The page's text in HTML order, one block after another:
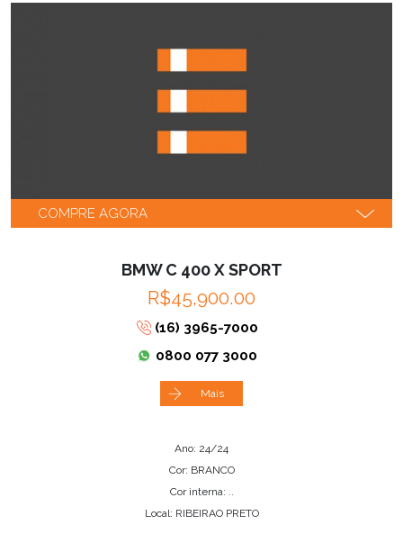
COMPRE AGORA
BMW C 400 X SPORT
R$45,900.00
(16) 3965-7000
0800 077 3000
Mais
Ano: 24/24
Cor: BRANCO
Cor interna: ..
Local: RIBEIRAO PRETO